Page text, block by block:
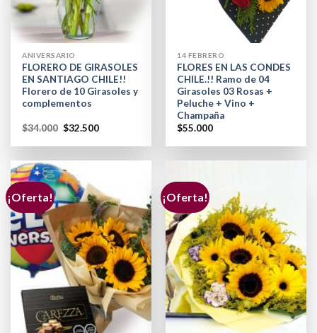
ANIVERSARIO
FLORERO DE GIRASOLES
EN SANTIAGO CHILE!!
Florero de 10 Girasoles y
complementos
$34.000 $32.500
14 FEBRERO
FLORES EN LAS CONDES
CHILE.!! Ramo de 04
Girasoles 03 Rosas +
Peluche + Vino +
Champaña
$55.000
¡Oferta! ¡Oferta!